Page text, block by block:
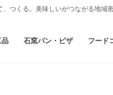
くる。美味しいがつながる地域
品 石窯パン・ピザ フード